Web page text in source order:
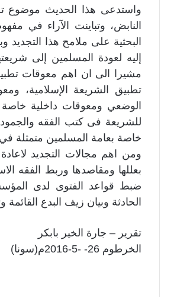
واستدعى هذا الحديث موضوع
النابض، وتباينت الآراء في
البحثية على ملامح هذا التجديد
إليه لعودة المسلمين إلى
مشيرا الى ان اهم معوقات
تطبيق الشريعة الإسلامية،
الوضعي ومعوقات داخلية خاصة
للشريعة فى كتب الفقه
خاصة بعامة المسلمين متمثلة
ومن اهم مجالات التجديد
بعللها ومقاصدها وربط الفقه
ضبط قواعد الفتوى لدى
الحادثة وبيان زيف البدع القائمة
تقرير – جارة الخير بابكر
الخرطوم 26- -5-2016م(سونا)